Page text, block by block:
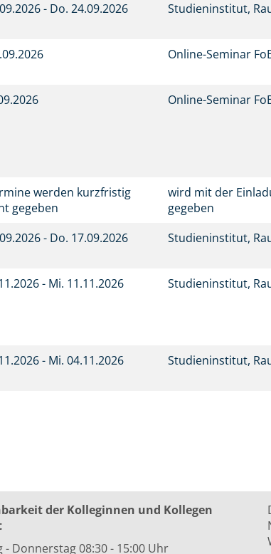
- Do. 24.09.2026 Studieninstitut,
Online-Seminar
Online-Seminar
werden kurzfristig
gegeben
wird mit der
gegeben
- Do. 17.09.2026 Studieninstitut,
- Mi. 11.11.2026 Studieninstitut,
- Mi. 04.11.2026 Studieninstitut,
der Kolleginnen und Kollegen
- Donnerstag 08:30 - 15:00 Uhr